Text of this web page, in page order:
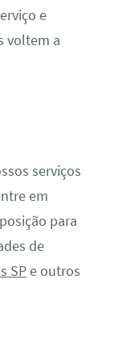
e
voltem a
serviços
em
para
de
SPe outros